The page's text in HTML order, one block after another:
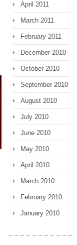
April 2011
March 2011
February 2011
December 2010
October 2010
September 2010
August 2010
July 2010
June 2010
May 2010
April 2010
March 2010
February 2010
January 2010